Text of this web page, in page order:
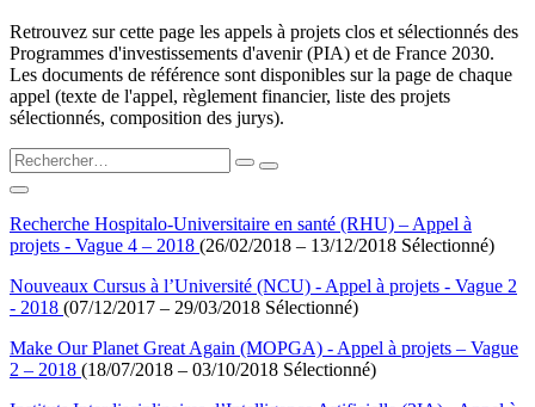
Retrouvez sur cette page les appels à projets clos et sélectionnés des
Programmes d'investissements d'avenir (PIA) et de France 2030.
Les documents de référence sont disponibles sur la page de chaque
appel (texte de l'appel, règlement financier, liste des projets
sélectionnés, composition des jurys).
Recherche Hospitalo-Universitaire en santé (RHU) – Appel à
projets - Vague 4 – 2018 (26/02/2018 – 13/12/2018 Sélectionné)
Nouveaux Cursus à l’Université (NCU) - Appel à projets - Vague 2
- 2018 (07/12/2017 – 29/03/2018 Sélectionné)
Make Our Planet Great Again (MOPGA) - Appel à projets – Vague
2 – 2018 (18/07/2018 – 03/10/2018 Sélectionné)